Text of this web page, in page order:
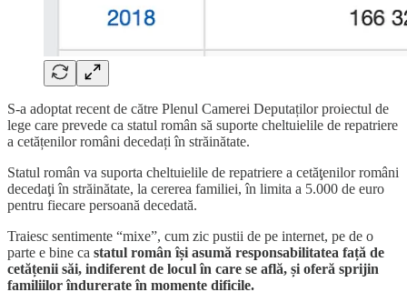
S-a adoptat recent de către Plenul Camerei Deputaților proiectul de
lege care prevede ca statul român să suporte cheltuielile de repatriere
a cetățenilor români decedați în străinătate.
Statul român va suporta cheltuielile de repatriere a cetăţenilor români
decedaţi în străinătate, la cererea familiei, în limita a 5.000 de euro
pentru fiecare persoană decedată.
Traiesc sentimente “mixe”, cum zic pustii de pe internet, pe de o
parte e bine ca statul român își asumă responsabilitatea față de
cetățenii săi, indiferent de locul în care se află, și oferă sprijin
familiilor îndurerate în momente dificile.